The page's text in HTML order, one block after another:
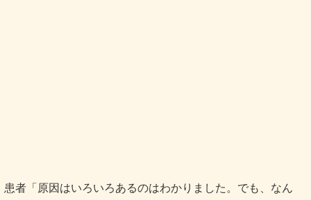
患者「原因はいろいろあるのはわかりました。でも、なん